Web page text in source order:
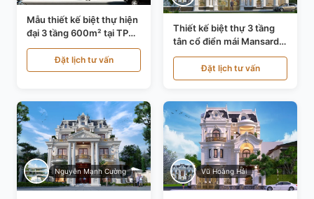
Mẫu thiết kế biệt thự hiện
đại 3 tầng 600m² tại TP
Hồ Chí Minh KT24602
Đặt lịch tư vấn
Thiết kế biệt thự 3 tầng
tân cổ điển mái Mansard
tại Thanh Hóa KT23104
Đặt lịch tư vấn
Nguyễn Mạnh Cường Vũ Hoàng Hải